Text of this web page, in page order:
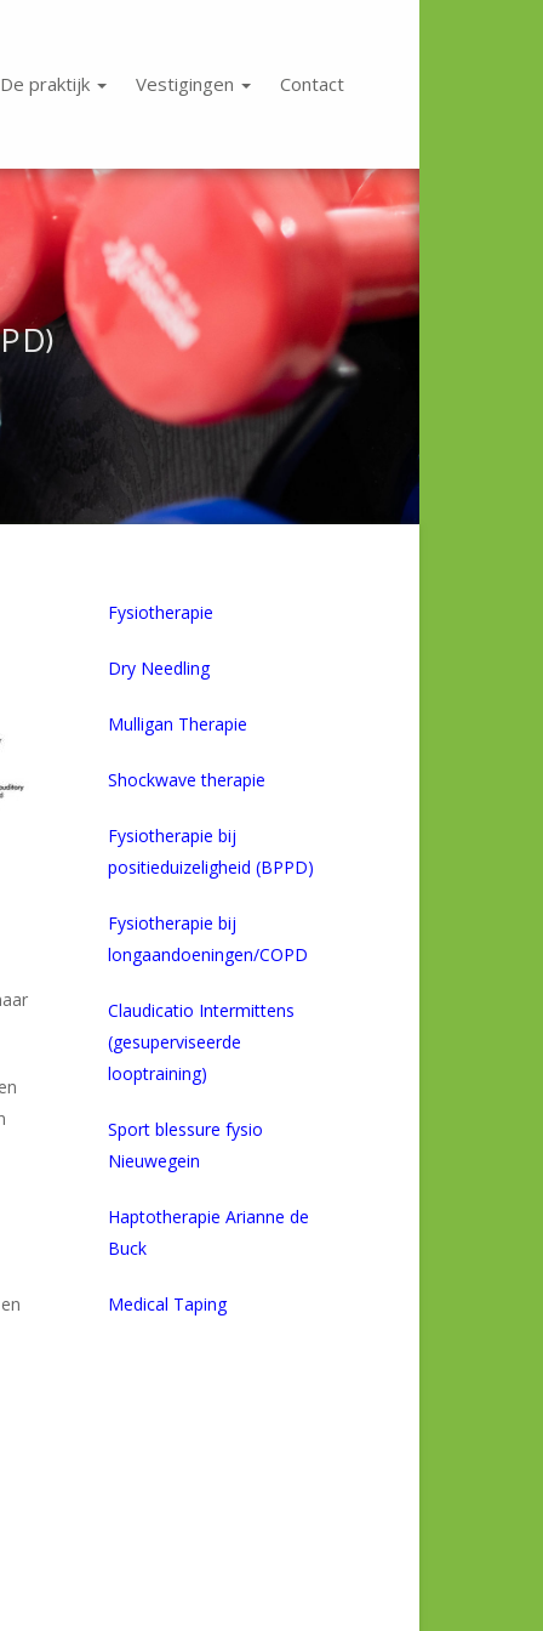
De praktijk Vestigingen Contact
Fysiotherapie
Dry Needling
Mulligan Therapie
Shockwave therapie
Fysiotherapie bij
positieduizeligheid (BPPD)
Fysiotherapie bij
longaandoeningen/COPD
Claudicatio Intermittens
(gesuperviseerde
looptraining)
Sport blessure fysio
Nieuwegein
Haptotherapie Arianne de
Buck
Medical Taping